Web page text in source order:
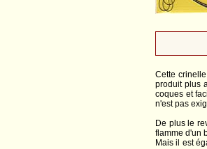
Cette
produit plus
coques et
n'est pas
De plus le
flamme d'un
Mais il est